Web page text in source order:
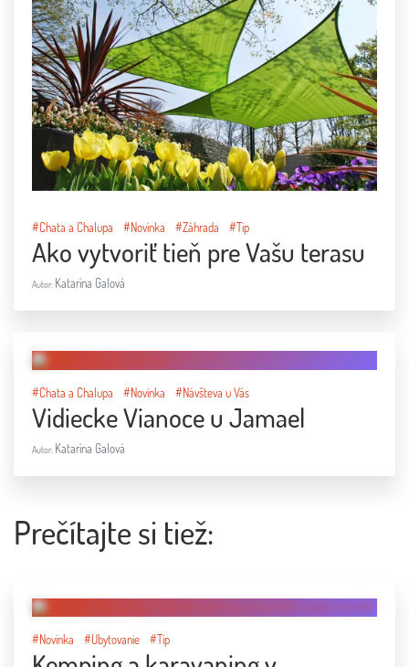
#Chata a Chalupa #Novinka #Záhrada #Tip
Ako vytvoriť tieň pre Vašu terasu
Autor:Katarína Galová
#Chata a Chalupa #Novinka #Návšteva u Vás
Vidiecke Vianoce u Jamael
Autor:Katarína Galová
Prečítajte si tiež:
#Novinka #Ubytovanie #Tip
Kemping a karavaning v
novembri: keď rozum hovorí NIE
Autor:Katarína Galová
#Chata a Chalupa #Novinka #Záhrada #Tip